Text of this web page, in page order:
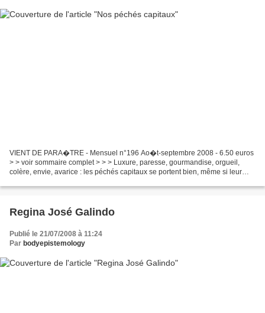
VIENT DE PARA�TRE - Mensuel n°196 Ao�t-septembre 2008 - 6.50 euros
> > voir sommaire complet > > > Luxure, paresse, gourmandise, orgueil,
colère, envie, avarice : les péchés capitaux se portent bien, même si leur
Regina José Galindo
Publié le 21/07/2008 à 11:24
Par bodyepistemology